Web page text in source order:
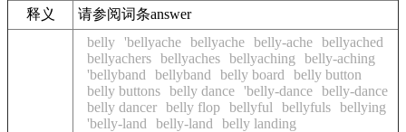
释义
请参阅词条answer
belly 'bellyache bellyache belly-ache bellyached
bellyachers bellyaches bellyaching
belly-aching
'bellyband
bellyband belly board
belly button
belly buttons belly dance 'belly-dance belly-dance
belly dancer belly flop bellyful bellyfuls bellying
'belly-land
belly-land
belly landing